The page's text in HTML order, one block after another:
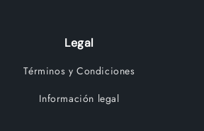
Legal
Términos y Condiciones
Información legal